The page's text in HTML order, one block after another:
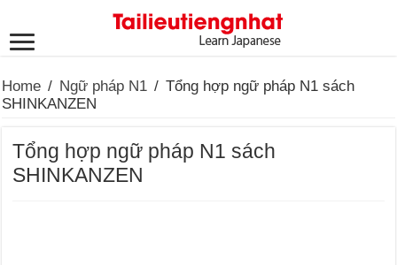
Home / Ngữ pháp N1 / Tổng hợp ngữ pháp N1 sách
SHINKANZEN
Tổng hợp ngữ pháp N1 sách
SHINKANZEN